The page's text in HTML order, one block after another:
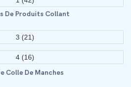
De Produits Collant
Colle De Manches